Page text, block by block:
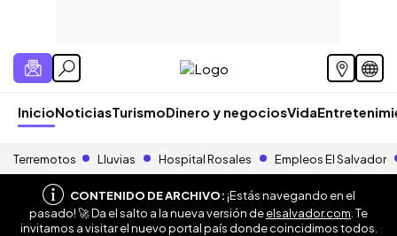
InicioNoticiasTurismoDinero y negociosVida
Terremotos Lluvias Hospital Rosales Empleos El Salvador
CONTENIDO DE ARCHIVO:¡Estás navegando en el
pasado! 🚀 Da el salto a la nueva versión deelsalvador.com . Te
invitamos a visitar el nuevo portal país donde coincidimos todos.